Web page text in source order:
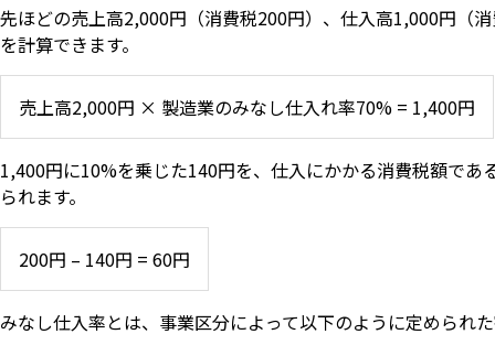
先ほどの売上高2,000円（消費税200円）、仕入高1,000円（
を計算できます。
売上高2,000円 × 製造業のみなし仕入れ率70% = 1,400円
1,400円に10%を乗じた140円を、仕入にかかる消費税額で
られます。
200円 – 140円 = 60円
みなし仕入率とは、事業区分によって以下のように定められ